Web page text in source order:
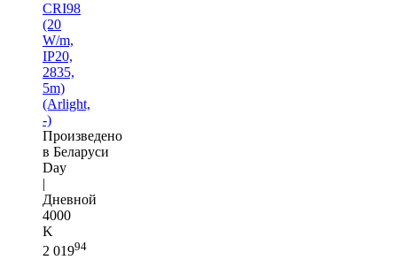
CRI98
(20
W/m,
IP20,
2835,
5m)
(Arlight,
-)
Произведено
в Беларуси
Day
|
Дневной
4000
K
2 01994